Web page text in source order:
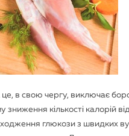
в свою чергу, виключає
зниження кількості калорій
глюкози з швидких